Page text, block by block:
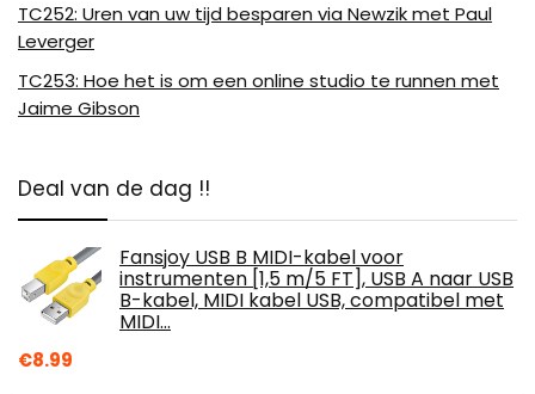
TC252: Uren van uw tijd besparen via Newzik met Paul
Leverger
TC253: Hoe het is om een ​​online studio te runnen met
Jaime Gibson
Deal van de dag !!
Fansjoy USB B MIDI-kabel voor
instrumenten [1,5 m/5 FT], USB A naar USB
B-kabel, MIDI kabel USB, compatibel met
MIDI…
€8.99